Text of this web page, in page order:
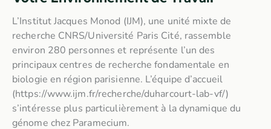
L’Institut Jacques Monod (IJM), une unité mixte de
recherche CNRS/Université Paris Cité, rassemble
environ 280 personnes et représente l’un des
principaux centres de recherche fondamentale en
biologie en région parisienne. L’équipe d’accueil
(https://www.ijm.fr/recherche/duharcourt-lab-vf/)
s’intéresse plus particulièrement à la dynamique du
génome chez Paramecium.